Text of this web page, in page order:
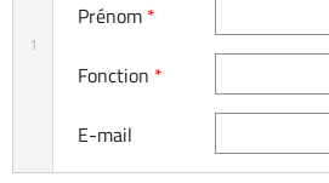
1
Prénom *
Fonction *
E-mail